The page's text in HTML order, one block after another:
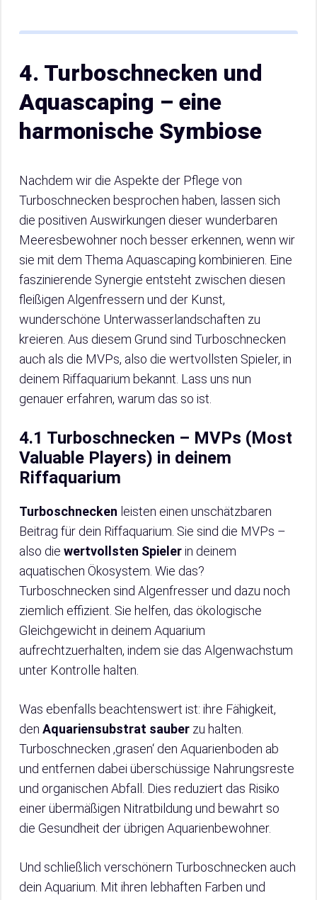
4. Turboschnecken und
Aquascaping – eine
harmonische Symbiose
Nachdem wir die Aspekte der Pflege von
Turboschnecken besprochen haben, lassen sich
die positiven Auswirkungen dieser wunderbaren
Meeresbewohner noch besser erkennen, wenn wir
sie mit dem Thema Aquascaping kombinieren. Eine
faszinierende Synergie entsteht zwischen diesen
fleißigen Algenfressern und der Kunst,
wunderschöne Unterwasserlandschaften zu
kreieren. Aus diesem Grund sind Turboschnecken
auch als die MVPs, also die wertvollsten Spieler, in
deinem Riffaquarium bekannt. Lass uns nun
genauer erfahren, warum das so ist.
4.1 Turboschnecken – MVPs (Most
Valuable Players) in deinem
Riffaquarium
Turboschnecken leisten einen unschätzbaren
Beitrag für dein Riffaquarium. Sie sind die MVPs –
also die wertvollsten Spielerin deinem
aquatischen Ökosystem. Wie das?
Turboschnecken sind Algenfresser und dazu noch
ziemlich effizient. Sie helfen, das ökologische
Gleichgewicht in deinem Aquarium
aufrechtzuerhalten, indem sie das Algenwachstum
unter Kontrolle halten.
Was ebenfalls beachtenswert ist: ihre Fähigkeit,
den Aquariensubstrat sauber zu halten.
Turboschnecken ‚grasen‘ den Aquarienboden ab
und entfernen dabei überschüssige Nahrungsreste
und organischen Abfall. Dies reduziert das Risiko
einer übermäßigen Nitratbildung und bewahrt so
die Gesundheit der übrigen Aquarienbewohner.
Und schließlich verschönern Turboschnecken auch
dein Aquarium. Mit ihren lebhaften Farben und